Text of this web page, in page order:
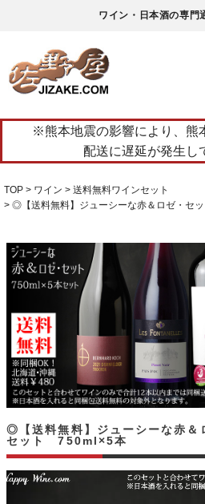
ワイン・日本酒の専門
※熊本地震の影響により、熊
配送に遅延が発生し
TOP ワイン
送料無料ワインセット
◎【送料無料】ジューシーな赤＆ロゼ・セ
◎【送料無料】ジューシーな赤
セット 750ml×5本